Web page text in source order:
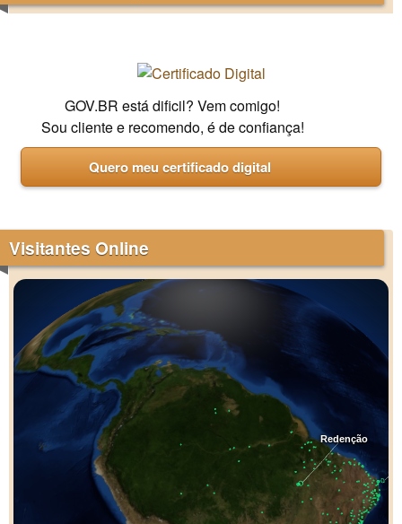
GOV.BR está dificil? Vem comigo!
Sou cliente e recomendo, é de confiança!
Quero meu certificado digital
Visitantes Online
Redenção